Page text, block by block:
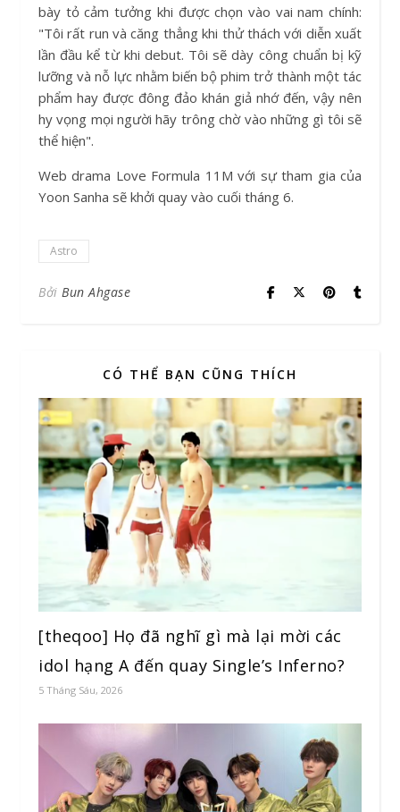
bày tỏ cảm tưởng khi được chọn vào vai nam chính:
"Tôi rất run và căng thẳng khi thử thách với diễn xuất
lần đầu kể từ khi debut. Tôi sẽ dày công chuẩn bị kỹ
lưỡng và nỗ lực nhằm biến bộ phim trở thành một tác
phẩm hay được đông đảo khán giả nhớ đến, vậy nên
hy vọng mọi người hãy trông chờ vào những gì tôi sẽ
thể hiện".
Web drama Love Formula 11M với sự tham gia của
Yoon Sanha sẽ khởi quay vào cuối tháng 6.
Astro
Bởi Bun Ahgase
CÓ THỂ BẠN CŨNG THÍCH
[theqoo] Họ đã nghĩ gì mà lại mời các
idol hạng A đến quay Single’s Inferno?
5 Tháng Sáu, 2026